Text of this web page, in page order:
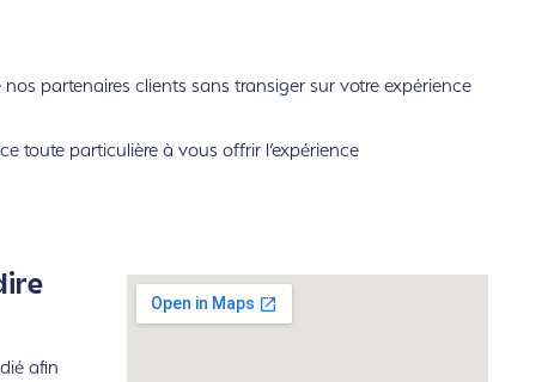
partenaires clients sans transiger sur votre expérience
toute particulière à vous offrir l’expérience
afin